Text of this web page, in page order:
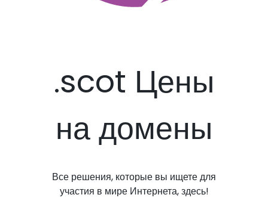
.scot Цены
на домены
Все решения, которые вы ищете для
участия в мире Интернета, здесь!